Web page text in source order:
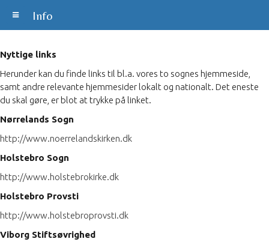
Info
Nyttige links
Herunder kan du finde links til bl.a. vores to sognes hjemmeside,
samt andre relevante hjemmesider lokalt og nationalt. Det eneste
du skal gøre, er blot at trykke på linket.
Nørrelands Sogn
http://www.noerrelandskirken.dk
Holstebro Sogn
http://www.holstebrokirke.dk
Holstebro Provsti
http://www.holstebroprovsti.dk
Viborg Stiftsøvrighed